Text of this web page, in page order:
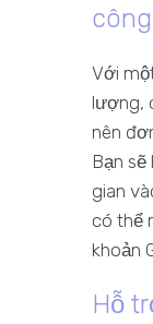
Với
lượng,
nên
Bạn
gian
có thể
khoản
Hỗ